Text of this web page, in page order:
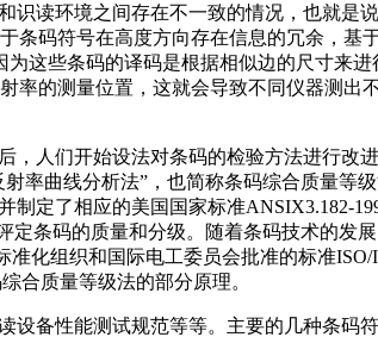
读环境之间存在不一致的情况，也就是
条码符号在高度方向存在信息的冗余，基
这些条码的译码是根据相似边的尺寸来
率的测量位置，这就会导致不同仪器测出
，人们开始设法对条码的检验方法进行改
率曲线分析法”，也简称条码综合质量等
定了相应的美国国家标准ANSIX3.182-
条码的质量和分级。随着条码技术的发
化组织和国际电工委员会批准的标准ISO/
合质量等级法的部分原理。
备性能测试规范等等。主要的几种条码符